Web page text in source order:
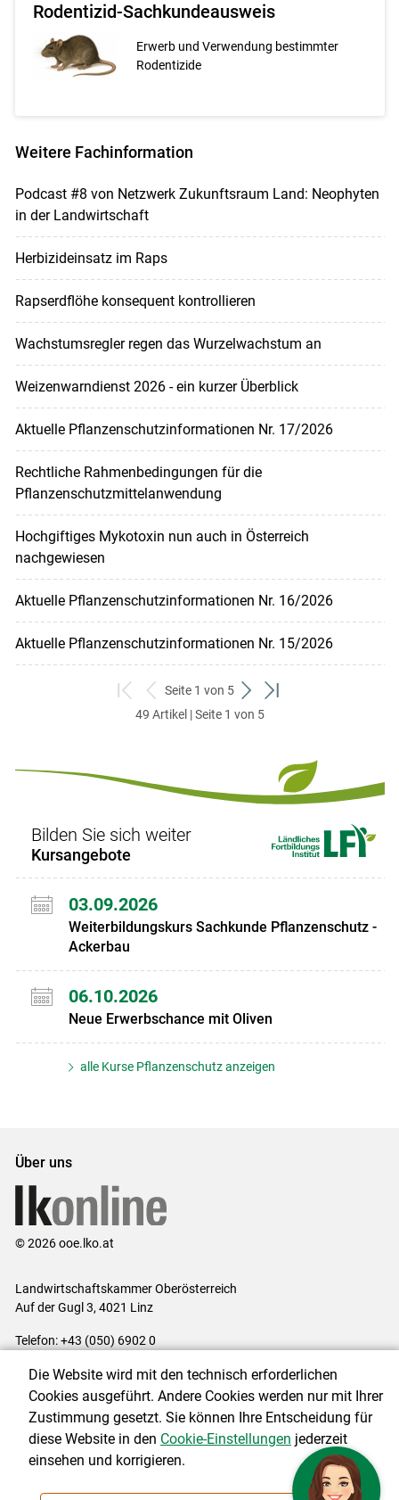
Rodentizid-Sachkundeausweis
Erwerb und Verwendung bestimmter
Rodentizide
Weitere Fachinformation
Podcast #8 von Netzwerk Zukunftsraum Land: Neophyten
in der Landwirtschaft
Herbizideinsatz im Raps
Rapserdflöhe konsequent kontrollieren
Wachstumsregler regen das Wurzelwachstum an
Weizenwarndienst 2026 - ein kurzer Überblick
Aktuelle Pflanzenschutzinformationen Nr. 17/2026
Rechtliche Rahmenbedingungen für die
Pflanzenschutzmittelanwendung
Hochgiftiges Mykotoxin nun auch in Österreich
nachgewiesen
Aktuelle Pflanzenschutzinformationen Nr. 16/2026
Aktuelle Pflanzenschutzinformationen Nr. 15/2026
zum
ersten
zurück
zum
Seite 1 von 5
weiter
zum
zum
49 Artikel | Seite 1 von 5
Bilden Sie sich weiter
Kursangebote
03.09.2026
Weiterbildungskurs Sachkunde Pflanzenschutz -
Ackerbau
06.10.2026
Neue Erwerbschance mit Oliven
alle Kurse Pflanzenschutz anzeigen
Über uns
© 2026 ooe.lko.at
Landwirtschaftskammer Oberösterreich
Auf der Gugl 3, 4021 Linz
Telefon: +43 (050) 6902 0
Impressum|Kontakt|Gewinnspiele|Datenschutzerklärung |
Barrierefreiheit
Cookie-Einstellungen
NEWSLETTER
Die Website wird mit den technisch erforderlichen
Cookies ausgeführt. Andere Cookies werden nur mit Ihrer
Zustimmung gesetzt. Sie können Ihre Entscheidung für
diese Website in den Cookie-Einstellungen jederzeit
einsehen und korrigieren.